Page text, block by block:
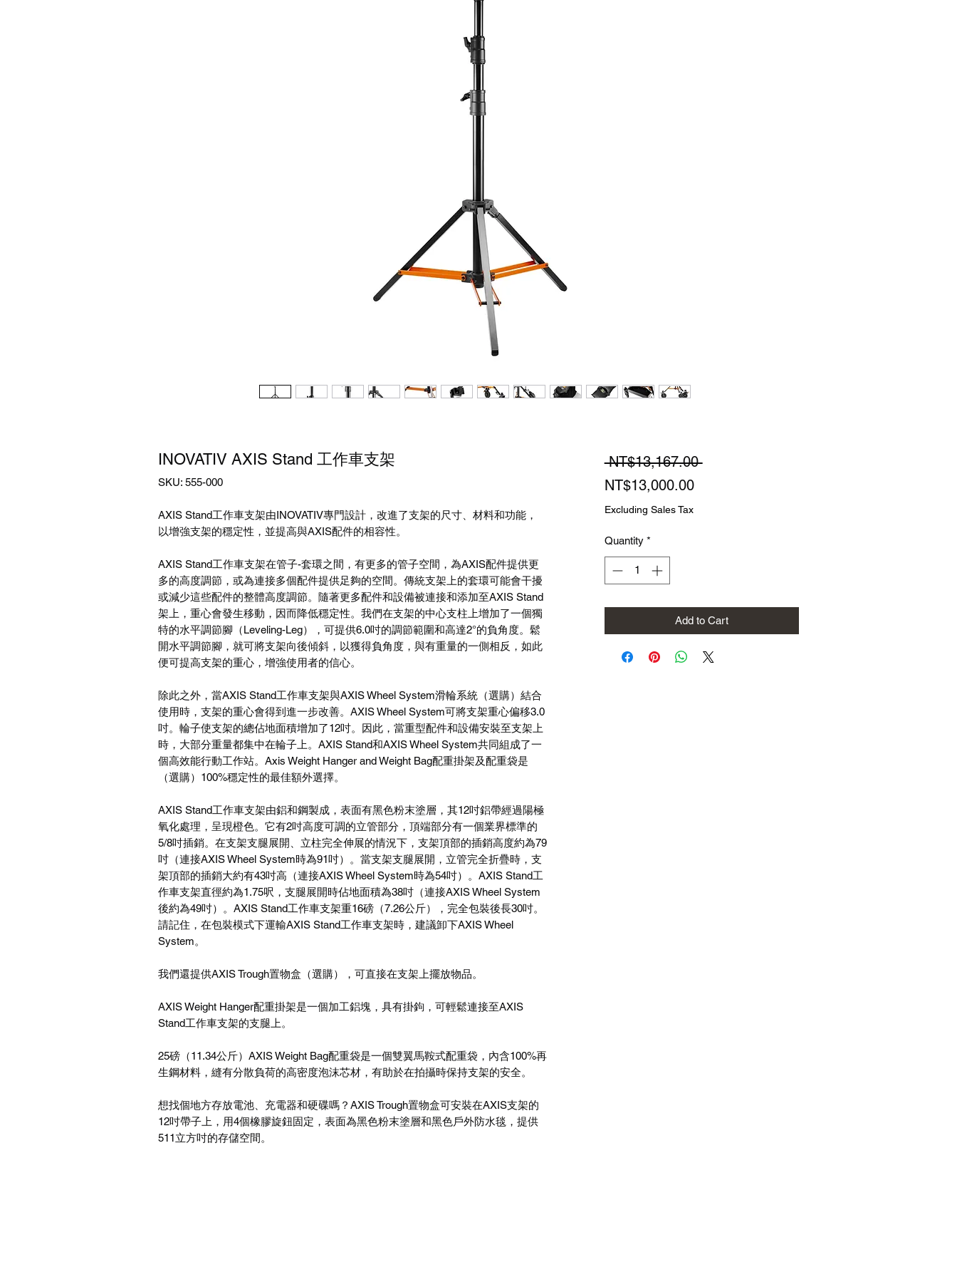
INOVATIV AXIS Stand 工作車支架
SKU: 555-000
AXIS Stand工作車支架由INOVATIV專門設計，改進了支架的尺寸、材料和功能，
以增強支架的穩定性，並提高與AXIS配件的相容性。
AXIS Stand工作車支架在管子-套環之間，有更多的管子空間，為AXIS配件提供更
多的高度調節，或為連接多個配件提供足夠的空間。傳統支架上的套環可能會干擾
或減少這些配件的整體高度調節。隨著更多配件和設備被連接和添加至AXIS Stand
架上，重心會發生移動，因而降低穩定性。我們在支架的中心支柱上增加了一個獨
特的水平調節腳（Leveling-Leg），可提供6.0吋的調節範圍和高達2°的負角度。鬆
開水平調節腳，就可將支架向後傾斜，以獲得負角度，與有重量的一側相反，如此
便可提高支架的重心，增強使用者的信心。
除此之外，當AXIS Stand工作車支架與AXIS Wheel System滑輪系統（選購）結合
使用時，支架的重心會得到進一步改善。AXIS Wheel System可將支架重心偏移3.0
吋。輪子使支架的總佔地面積增加了12吋。因此，當重型配件和設備安裝至支架上
時，大部分重量都集中在輪子上。AXIS Stand和AXIS Wheel System共同組成了一
個高效能行動工作站。Axis Weight Hanger and Weight Bag配重掛架及配重袋是
（選購）100%穩定性的最佳額外選擇。
AXIS Stand工作車支架由鋁和鋼製成，表面有黑色粉末塗層，其12吋鋁帶經過陽極
氧化處理，呈現橙色。它有2吋高度可調的立管部分，頂端部分有一個業界標準的
5/8吋插銷。在支架支腿展開、立柱完全伸展的情況下，支架頂部的插銷高度約為79
吋（連接AXIS Wheel System時為91吋）。當支架支腿展開，立管完全折疊時，支
架頂部的插銷大約有43吋高（連接AXIS Wheel System時為54吋）。AXIS Stand工
作車支架直徑約為1.75呎，支腿展開時佔地面積為38吋（連接AXIS Wheel System
後約為49吋）。AXIS Stand工作車支架重16磅（7.26公斤），完全包裝後長30吋。
請記住，在包裝模式下運輸AXIS Stand工作車支架時，建議卸下AXIS Wheel
System。
我們還提供AXIS Trough置物盒（選購），可直接在支架上擺放物品。
AXIS Weight Hanger配重掛架是一個加工鋁塊，具有掛鉤，可輕鬆連接至AXIS
Stand工作車支架的支腿上。
25磅（11.34公斤）AXIS Weight Bag配重袋是一個雙翼馬鞍式配重袋，內含100%再
生鋼材料，縫有分散負荷的高密度泡沫芯材，有助於在拍攝時保持支架的安全。
想找個地方存放電池、充電器和硬碟嗎？AXIS Trough置物盒可安裝在AXIS支架的
12吋帶子上，用4個橡膠旋鈕固定，表面為黑色粉末塗層和黑色戶外防水毯，提供
511立方吋的存儲空間。
NT$13,167.00 Regular
NT$13,000.00Sale
Price
Excluding Sales Tax
Quantity *
Add to Cart